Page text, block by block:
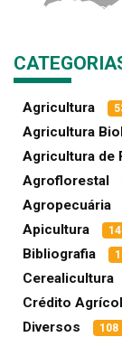
Agricultura
Agricultura
Agricultura de
Agroflorestal
Agropecuária
Apicultura
Bibliografia
Cerealicultura
Crédito
Diversos 108